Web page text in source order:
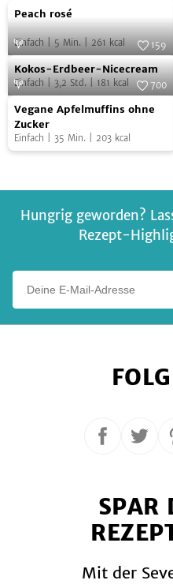
Peach
rosé
Peach rosé
Einfach 5 Min. 261 kcal
Kokos-
Erdbeer-
Nicecream
Foto:
159
Kokos-Erdbeer-Nicecream
Einfach 3,2 Std. 181 kcal
Vegane
Apfelmuffins
ohne
Foto: SevenCooks
700
Vegane Apfelmuffins ohne
Zucker
Einfach 35 Min. 203 kcal
Hungrig geworden?
Rezept-
Folge
Facebook
Folge
SPAR
Mit der